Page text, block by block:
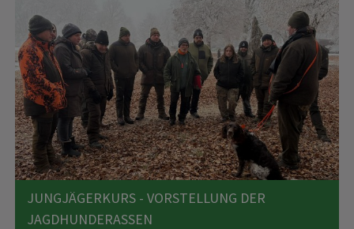
JUNGJÄGERKURS - VORSTELLUNG DER
JAGDHUNDERASSEN